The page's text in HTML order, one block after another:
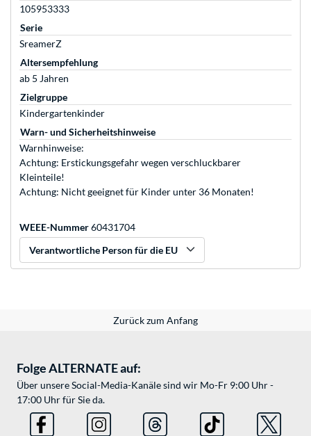
105953333
Serie
SreamerZ
Altersempfehlung
ab 5 Jahren
Zielgruppe
Kindergartenkinder
Warn- und Sicherheitshinweise
Warnhinweise:
Achtung: Erstickungsgefahr wegen verschluckbarer
Kleinteile!
Achtung: Nicht geeignet für Kinder unter 36 Monaten!
WEEE-Nummer60431704
Verantwortliche Person für die EU
Zurück zum Anfang
Folge ALTERNATE auf:
Über unsere Social-Media-Kanäle sind wir Mo-Fr 9:00 Uhr -
17:00 Uhr für Sie da.